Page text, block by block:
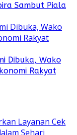
Sambut Piala
Dibuka, Wako
Rakyat